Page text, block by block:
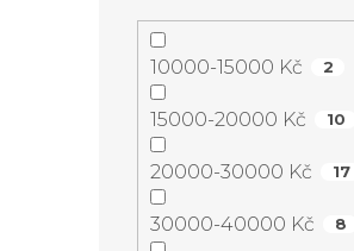
10000-15000 Kč 2
15000-20000 Kč 10
20000-30000 Kč 17
30000-40000 Kč 8